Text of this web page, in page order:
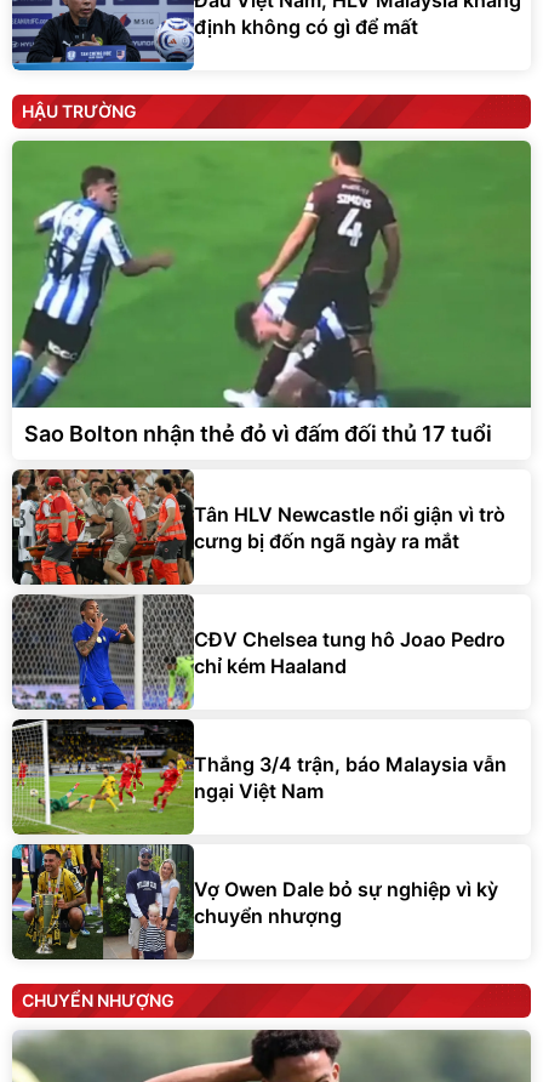
định không có gì để mất
HẬU TRƯỜNG
Sao Bolton nhận thẻ đỏ vì đấm đối thủ 17 tuổi
Tân HLV Newcastle nổi giận vì trò
cưng bị đốn ngã ngày ra mắt
CĐV Chelsea tung hô Joao Pedro
chỉ kém Haaland
Thắng 3/4 trận, báo Malaysia vẫn
ngại Việt Nam
Vợ Owen Dale bỏ sự nghiệp vì kỳ
chuyển nhượng
CHUYỂN NHƯỢNG